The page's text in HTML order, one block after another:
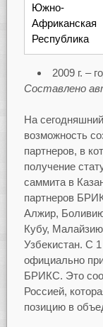
Южно-
Африканская
Республика
2009 г. –
Составлено
На
возможность
партнеров, в
получение
саммита в
партнеров
Алжир,
Кубу,
Узбекистан. С
официально
БРИКС. Это
Россией,
позицию в